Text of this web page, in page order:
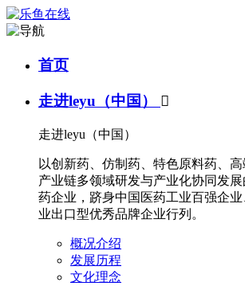
首页
走进leyu（中国） 
走进leyu（中国）
以创新药、仿制药、特色原料药、
产业链多领域研发与产业化协同发
药企业，跻身中国医药工业百强企
业出口型优秀品牌企业行列。
概况介绍
发展历程
文化理念